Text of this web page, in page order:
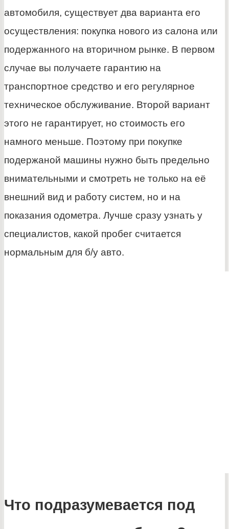
автомобиля, существует два варианта его
осуществления: покупка нового из салона или
подержанного на вторичном рынке. В первом
случае вы получаете гарантию на
транспортное средство и его регулярное
техническое обслуживание. Второй вариант
этого не гарантирует, но стоимость его
намного меньше. Поэтому при покупке
подержаной машины нужно быть предельно
внимательными и смотреть не только на её
внешний вид и работу систем, но и на
показания одометра. Лучше сразу узнать у
специалистов, какой пробег считается
нормальным для б/у авто.
Что подразумевается под